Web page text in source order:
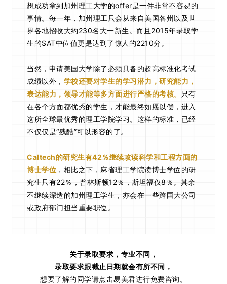
想成功拿到加州理工大学的offer是一件非常不容易的
事情。每一年，加州理工只会从来自美国各州以及世
界各地招收大约230名大一新生。而且2015年录取学
生的SAT中位值更是达到了惊人的2210分。
当然，申请美国大学除了必须具备的超高标准化考试
成绩以外， 学校还要对学生的学习潜力，研究能力，
表达能力，领导才能等多方面进行严格的考核。
只有
在各个方面都优秀的学生，才能最终如愿以偿，进入
这所全球最优秀的理工学院学习。这样的标准，已经
不仅仅是“残酷”可以形容的了。
Caltech的研究生有42％继续攻读科学和工程方面的
博士学位 ，相比之下，麻省理工学院读博士学位的研
究生只有22％，普林斯顿12％，斯坦福仅8％。其余
不继续深造的加州理工学生，亦会在一些跨国大公司
或政府部门担当重要职位。
关于录取要求，专业不同，
录取要求跟截止日期就会有所不同，
想要了解的同学请点击易美君进行免费咨询。